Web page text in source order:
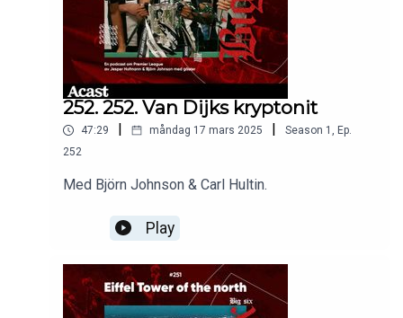
252. 252. Van Dijks kryptonit
47:29 | måndag 17 mars 2025 | Season 1 , Ep.
252
Med Björn Johnson & Carl Hultin.
Play